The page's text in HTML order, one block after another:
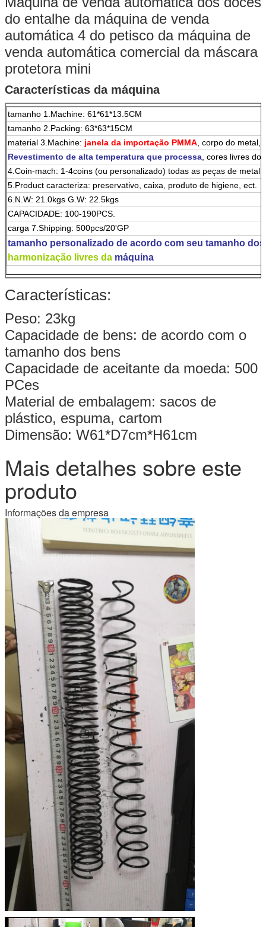
do entalhe da máquina de venda
automática 4 do petisco da máquina de
venda automática comercial da máscara
protetora mini
Características da máquina
tamanho 1.Machine: 61*61*13.5CM
tamanho 2.Packing: 63*63*15CM
material 3.Machine: janela da importação PMMA , corpo do metal,
Revestimento de alta temperatura que processa cores livres do
4.Coin-mach: 1-4coins (ou personalizado) todas as peças de metal
5.Product caracteriza: preservativo, caixa, produto de higiene, ect.
6.N.W: 21.0kgs G.W: 22.5kgs
CAPACIDADE: 100-190PCS.
carga 7.Shipping: 500pcs/20'GP
tamanho personalizado de acordo com seu tamanho
harmonização livres da máquina
Características:
Peso: 23kg
Capacidade de bens: de acordo com o
tamanho dos bens
Capacidade de aceitante da moeda: 500
PCes
Material de embalagem: sacos de
plástico, espuma, cartom
Dimensão: W61*D7cm*H61cm
Mais detalhes sobre este
produto
Informações da empresa